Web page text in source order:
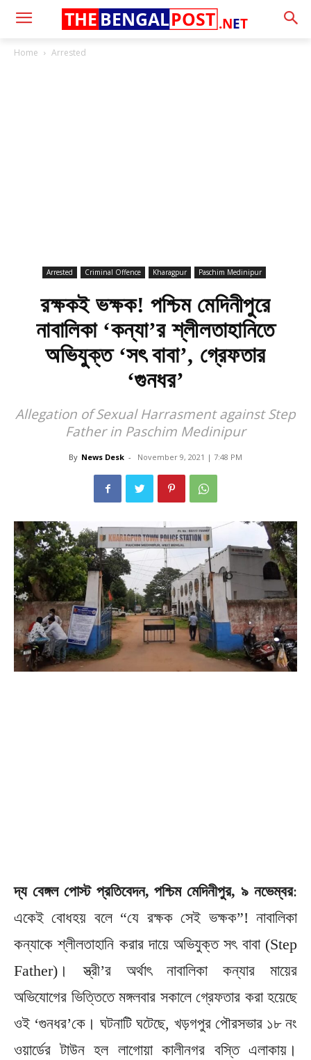
.NET
THE BENGALPOST
Home Arrested
Arrested Criminal Offence Kharagpur Paschim Medinipur
রক্ষকই ভক্ষক! পশ্চিম মেদিনীপুরে
নাবালিকা ‘কন্যা’র শ্লীলতাহানিতে
অভিযুক্ত ‘সৎ বাবা’, গ্রেফতার
‘গুনধর’
Allegation of Sexual Harrasment against Step
Father in Paschim Medinipur
By News Desk - November 9, 2021 | 7:48 PM
দ্য বেঙ্গল পোস্ট প্রতিবেদন, পশ্চিম মেদিনীপুর, ৯ নভেম্বর:
একেই বোধহয় বলে “যে রক্ষক সেই ভক্ষক”! নাবালিকা
কন্যাকে শ্লীলতাহানি করার দায়ে অভিযুক্ত সৎ বাবা (Step
Father)। স্ত্রী’র অর্থাৎ নাবালিকা কন্যার মায়ের
অভিযোগের ভিত্তিতে মঙ্গলবার সকালে গ্রেফতার করা হয়েছে
ওই ‘গুনধর’কে। ঘটনাটি ঘটেছে, খড়গপুর পৌরসভার ১৮ নং
ওয়ার্ডের টাউন হল লাগোয়া কালীনগর বস্তি এলাকায়।